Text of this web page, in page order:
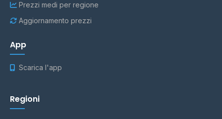
Prezzi medi per regione
Aggiornamento prezzi
App
Scarica l'app
Regioni